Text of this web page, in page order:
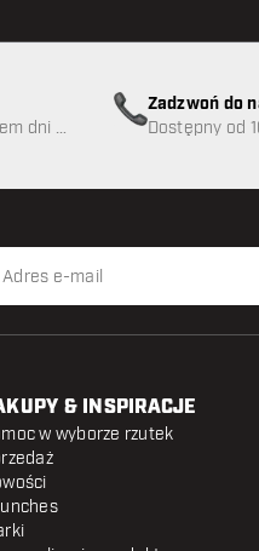
niedostępna
dni w
Zadzwoń do
89
Dostępny od
& INSPIRACJE
w wyborze rzutek